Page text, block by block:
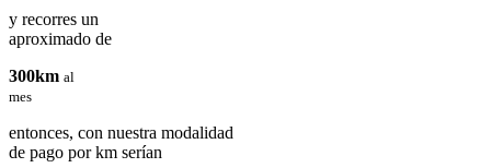
y recorres un
aproximado de
300km al
mes
entonces, con nuestra modalidad
de pago por km serían